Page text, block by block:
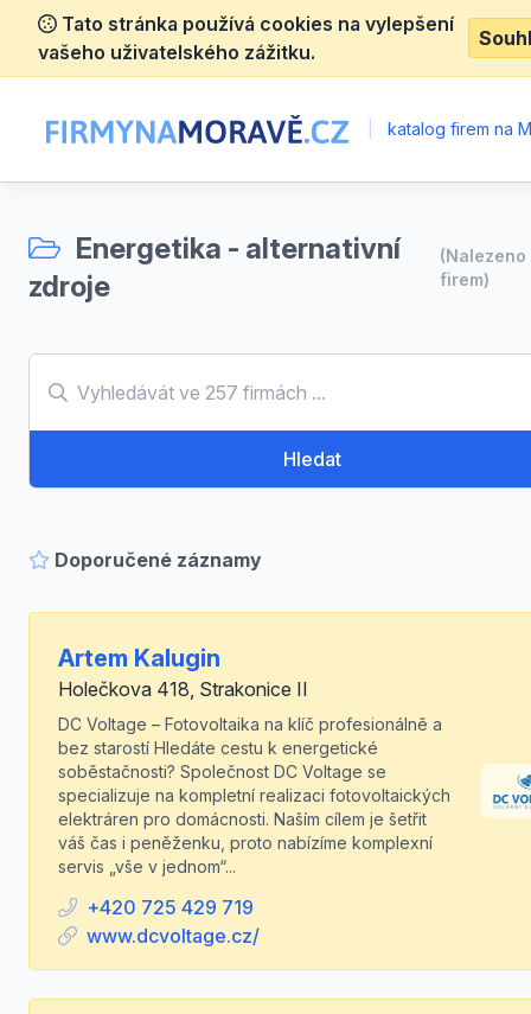
Tato stránka používá cookies na vylepšení
vašeho uživatelského zážitku.
katalog firem na
Energetika - alternativní
zdroje
(Nalezeno
firem)
Hledat
Doporučené záznamy
Artem Kalugin
Holečkova 418, Strakonice II
DC Voltage – Fotovoltaika na klíč profesionálně a
bez starostí Hledáte cestu k energetické
soběstačnosti? Společnost DC Voltage se
specializuje na kompletní realizaci fotovoltaických
elektráren pro domácnosti. Naším cílem je šetřit
váš čas i peněženku, proto nabízíme komplexní
servis „vše v jednom“...
+420 725 429 719
www.dcvoltage.cz/